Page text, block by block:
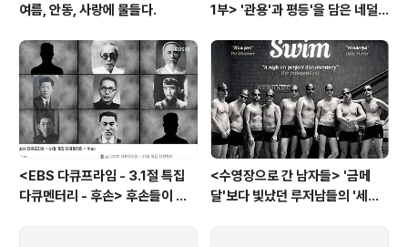
여름, 안동, 사랑에 물들다.
1부> '관용'과 평등'을 담은 네덜
<EBS 다큐프라임 - 3.1절 특집
다큐멘터리 - 후손> 후손들이 말
<수영장으로 간 남자들> '금메
달'보다 빛났던 루저남들의 '세라